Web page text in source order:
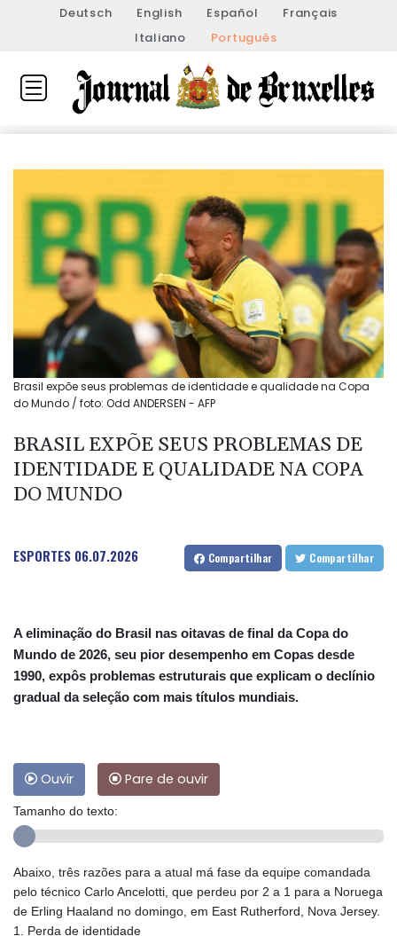
Deutsch English Español
Français
Italiano
Português
Brasil expõe seus problemas de identidade e qualidade na Copa
do Mundo / foto: Odd ANDERSEN - AFP
BRASIL EXPÕE SEUS PROBLEMAS DE
IDENTIDADE E QUALIDADE NA COPA
DO MUNDO
ESPORTES 06.07.2026 Compartilhar Compartilhar
A eliminação do Brasil nas oitavas de final da Copa do
Mundo de 2026, seu pior desempenho em Copas desde
1990, expôs problemas estruturais que explicam o declínio
gradual da seleção com mais títulos mundiais.
Ouvir Pare de ouvir
Tamanho do texto:
Abaixo, três razões para a atual má fase da equipe comandada
pelo técnico Carlo Ancelotti, que perdeu por 2 a 1 para a Noruega
de Erling Haaland no domingo, em East Rutherford, Nova Jersey.
1. Perda de identidade